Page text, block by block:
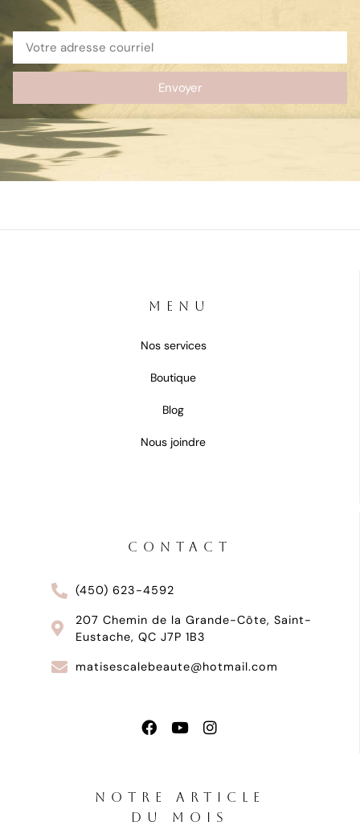
Envoyer
MENU
Nos services
Boutique
Blog
Nous joindre
CONTACT
(450) 623-4592
207 Chemin de la Grande-Côte, Saint-
Eustache, QC J7P 1B3
matisescalebeaute@hotmail.com
NOTRE ARTICLE
DU MOIS